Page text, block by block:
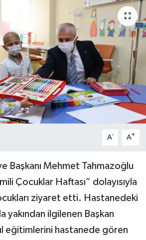
A- A+
Başkanı Mehmet Tahmazoğlu
Çocuklar Haftası” dolayısıyla
ziyaret etti. Hastanedeki
yakından ilgilenen Başkan
eğitimlerini hastanede gören